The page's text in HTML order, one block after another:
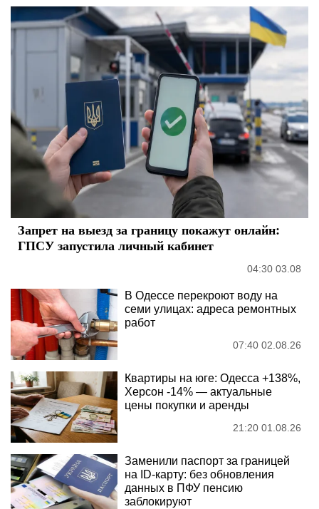
Запрет на выезд за границу покажут онлайн:
ГПСУ запустила личный кабинет
04:30 03.08
В Одессе перекроют воду на
семи улицах: адреса ремонтных
работ
07:40 02.08.26
Квартиры на юге: Одесса +138%,
Херсон -14% — актуальные
цены покупки и аренды
21:20 01.08.26
Заменили паспорт за границей
на ID-карту: без обновления
данных в ПФУ пенсию
заблокируют